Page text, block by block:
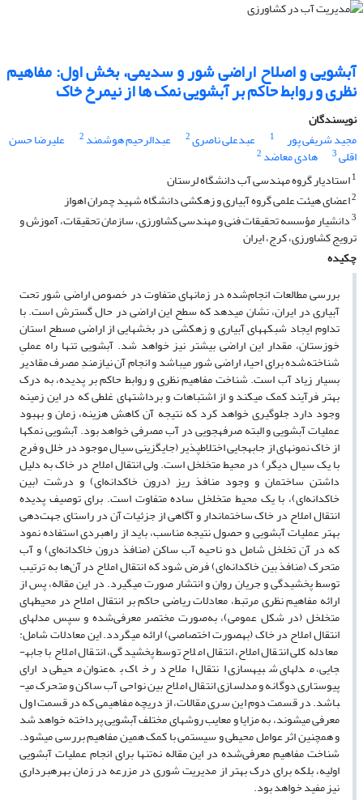
آبشویی و اصلاح اراضی شور و سدیمی، بخش اول: مفاهیم
نظری و روابط حاکم بر آبشویی نمک ها از نیمرخ خاک
نویسندگان
مجید شریفی پور
1 عبدعلی ناصری2 عبدالرحیم هوشمند 2 علیرضا حسن
اقلی3 هادی معاضد 2
1استادیار گروه مهندسی آب دانشگاه لرستان
2اعضای هیئت علمی گروه آبیاری و زهکشی دانشگاه شهید چمران اهواز
3دانشیار مؤسسه تحقیقات فنی و مهندسی کشاورزی، سازمان تحقیقات، آموزش و
ترویج کشاورزی، کرج، ایران
چکیده
بررسی مطالعات انجام‌شده در زمان­های متفاوت در خصوص اراضی شور تحت
آبیاری در ایران، نشان می­دهد که سطح این اراضی در حال گسترش است. با
تداوم ایجاد شبکه­های آبیاری و زهکشی در بخش­هایی از اراضی مسطح استان
خوزستان، مقدار این اراضی بیشتر نیز خواهد شد. آبشویی تنها راه عملیِ
شناخته‌شده برای احیاء اراضی شور می­باشد و انجام آن نیازمندِ مصرف مقادیر
بسیار زیاد آب است. شناخت مفاهیم نظری و روابط حاکم بر پدیده، به درک
بهتر فرآیند کمک می­کند و از اشتباهات و برداشت­های غلطی که در این زمینه
وجود دارد جلوگیری خواهد کرد که نتیجه آن کاهش هزینه، زمان و بهبود
عملیات آبشویی و البته صرفه­جویی در آب مصرفی خواهد بود. آبشویی نمک­ها
از خاک نمونه­ای از جابه­جایی اختلاط­پذیر (جایگزینی سیال موجود در خلل و فرج
با یک سیال دیگر) در محیط متخلخل است. ولی انتقال املاح در خاک به دلیل
داشتن ساختمان و وجود منافذ ریز (درون خاکدانه‌ای) و درشت (بین
خاکدانه‌ای)، با یک محیط متخلخل ساده متفاوت است. برای توصیف پدیده
انتقال املاح در خاک ساختمان­دار و آگاهی از جزئیات آن در راستای جهت‌دهی
بهتر عملیات آبشویی و حصول نتیجه مناسب، باید از راهبردی استفاده نمود
که در آن تخلخل شامل دو ناحیه آب ساکن (منافذ درون خاکدانه‌ای) و آب
متحرک (منافذ بین خاکدانه‌ای) فرض شود که انتقال املاح در آن‌ها به ترتیب
توسط پخشیدگی و جریان روان و انتشار صورت می­گیرد. در این مقاله، پس از
ارائه مفاهیم نظری مرتبط، معادلات ریاضی حاکم بر انتقال املاح در محیط­های
متخلخل (در شکل عمومی)، به‌صورت مختصر معرفی‌شده و سپس مدل­های
انتقال املاح در خاک (به­صورت اختصاصی) ارائه می­گردد. این معادلات شامل:
معادله کلی انتقال املاح، انتقال املاح توسط پخشیدگی، انتقال املاح با جابه­
جایی، مدل­های شبیه­سازی انتقال املاح در خاک به‌عنوان محیطی دارای
پیوستاری دوگانه و مدل­سازی انتقال املاح بین نواحی آب ساکن و متحرک می­
باشد. در قسمت دوم این سری مقالات، از دریچه مفاهیمی که در قسمت اول
معرفی می­شوند، به مزایا و معایب روش­های مختلف آبشویی پرداخته خواهد شد
و همچنین اثر عوامل محیطی و سیستمی با کمک همین مفاهیم بررسی می­شود.
شناخت مفاهیم معرفی‌شده در این مقاله نه‌تنها برای انجام عملیات آبشویی
اولیه، بلکه برای درک بهتر از مدیریت شوری در مزرعه در زمان بهره­برداری
نیز مفید خواهد بود.